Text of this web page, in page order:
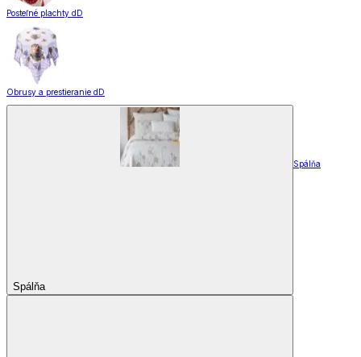
Posteľné plachty dD
Obrusy a prestieranie dD
Spálňa
Spálňa